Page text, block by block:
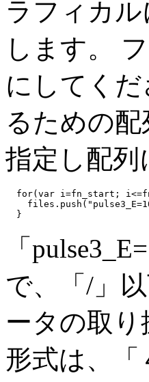
ラフィカ
します。
にしてく
るための
指定し配列
for(var i=fn_start;
「
で、「/」
ータの取
形式は、